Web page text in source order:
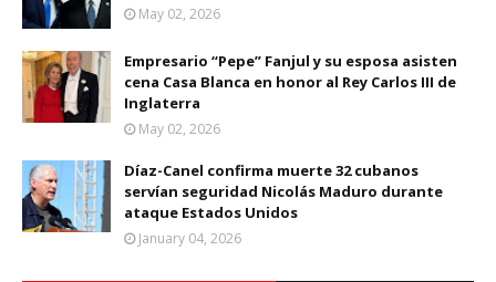
May 02, 2026
Empresario “Pepe” Fanjul y su esposa asisten
cena Casa Blanca en honor al Rey Carlos III de
Inglaterra
May 02, 2026
Díaz-Canel confirma muerte 32 cubanos
servían seguridad Nicolás Maduro durante
ataque Estados Unidos
January 04, 2026